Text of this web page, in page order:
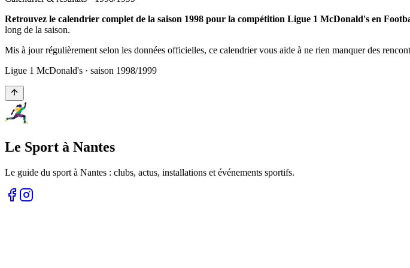
Retrouvez le calendrier complet de la saison 1998 pour la compétition Ligue 1 McDonald's en
long de la saison.
Mis à jour régulièrement selon les données officielles, ce calendrier vous aide à ne rien manquer des
Ligue 1 McDonald's · saison 1998/1999
Le Sport à Nantes
Le guide du sport à Nantes : clubs, actus, installations et événements sportifs.